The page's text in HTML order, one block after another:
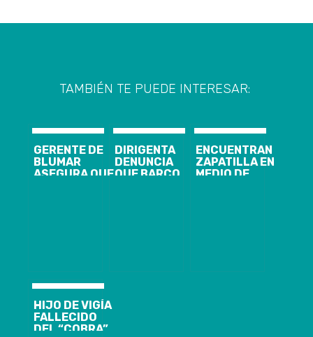
TAMBIÉN TE PUEDE INTERESAR:
GERENTE DE
BLUMAR
ASEGURA QUE
IMPENSABLE”
DIRIGENTA
DENUNCIA
QUE BARCO
ENCUENTRAN
ZAPATILLA EN
MEDIO DE
HIJO DE VIGÍA
FALLECIDO
DEL “COBRA”